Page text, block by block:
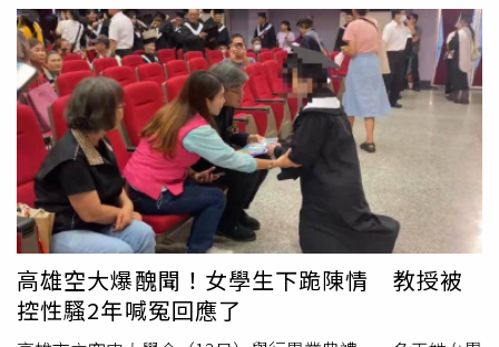
助調整班級經營之作法，該名導師在事後遭記過處分，並被
教育部重罰10萬元，目前蔡姓導師仍在上訴中。此外，蔡姓
導師對特教生涉及排擠、羞辱、剝奪等多項失職行為，也被
認定「霸凌」成立，台中社會局因蔡師行為已違反《兒少權
法》，今年4月開罰6萬元。監察院調查報告又指出，事發國
小在黃金葛事件後，3名女童反映男童疑似性騷行為，逾1年
無法完成調查，嚴重延宕行為已影響當事人權益；黃金葛事
件前，也有2名學生對教師疑有言語性騷行為，被國教署退
回調查報告至今補正未完成。報告指出，該校處理性平事件
的專業能力有待強化，國教署的督導也屬延遲，均應檢討。
上卻是男童長期對女同學以言語、行為性騷擾，甚至會在女
學生上廁所時在廁所外「站崗」，狀況已經達到令女學生心
生恐懼的程度，而女學生將情況向當時的班導師反應，卻遭
到師長的漠視，根據監察院調查資料，女學生中的一人曾指
出，遭到該名男同學拍頭、拉頭髮、拍肩膀、故意撞身體、
還在游泳課時近距離盯看、言語騷擾等，又指出該名男同學
會評論女同學的胸部。甚至在性平調查期間，該名男同學還
在午飯時間跑到女同學面前徘徊、盯著她看，又在健康檢查
前故意接近她，讓女學生感到害怕。另一名女同學也指出，
遭到該名男同學以言語騷擾 「妳的胸部比同班○○○還大」
等語，又故意碰觸她的身體、以物品觸碰／打身體、伸腳絆
倒、評論其胸部。女學生們還指出，該名男同學不僅對這幾
高雄空大爆醜聞！女學生下跪陳情 教授被
控性騷2年喊冤回應了